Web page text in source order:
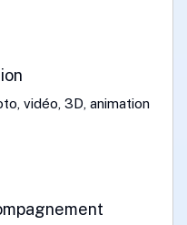
vidéo, 3D, animation